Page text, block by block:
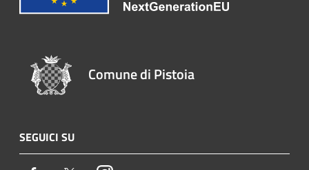
Comune di Pistoia
SEGUICI SU